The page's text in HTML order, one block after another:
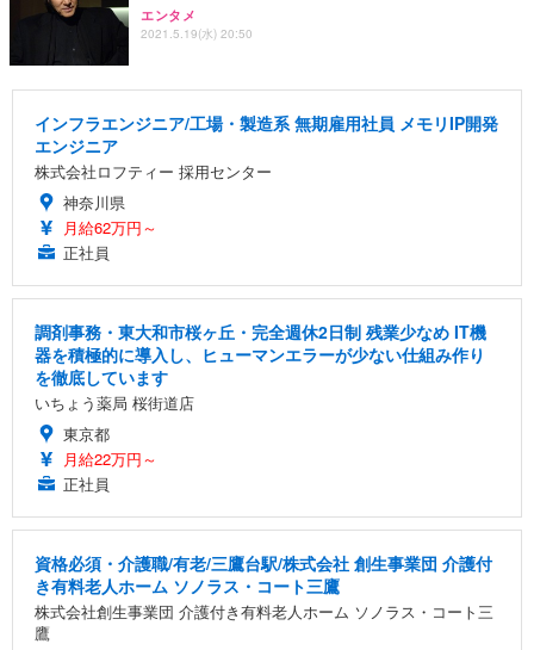
エンタメ
2021.5.19(水) 20:50
インフラエンジニア/工場・製造系 無期雇用社員 メモリIP開発
エンジニア
株式会社ロフティー 採用センター
神奈川県
月給62万円～
正社員
調剤事務・東大和市桜ヶ丘・完全週休2日制 残業少なめ IT機
器を積極的に導入し、ヒューマンエラーが少ない仕組み作り
を徹底しています
いちょう薬局 桜街道店
東京都
月給22万円～
正社員
資格必須・介護職/有老/三鷹台駅/株式会社 創生事業団 介護付
き有料老人ホーム ソノラス・コート三鷹
株式会社創生事業団 介護付き有料老人ホーム ソノラス・コート三
鷹